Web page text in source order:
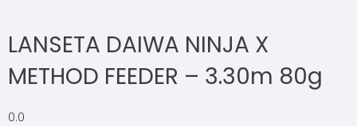
LANSETA DAIWA NINJA X
METHOD FEEDER – 3.30m 80g
0.0